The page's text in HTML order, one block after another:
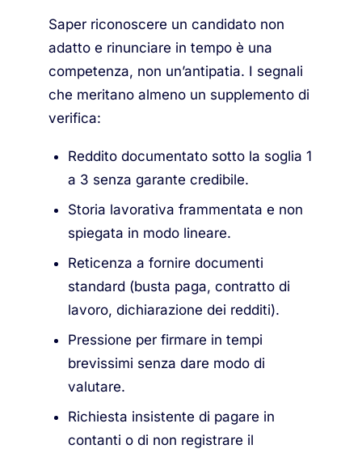
Saper riconoscere un candidato non
adatto e rinunciare in tempo è una
competenza, non un’antipatia. I segnali
che meritano almeno un supplemento di
verifica:
Reddito documentato sotto la soglia 1
a 3 senza garante credibile.
Storia lavorativa frammentata e non
spiegata in modo lineare.
Reticenza a fornire documenti
standard (busta paga, contratto di
lavoro, dichiarazione dei redditi).
Pressione per firmare in tempi
brevissimi senza dare modo di
valutare.
Richiesta insistente di pagare in
contanti o di non registrare il